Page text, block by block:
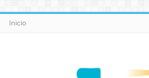
Inicio